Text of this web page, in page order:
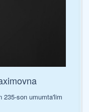
235-son umumta'lim